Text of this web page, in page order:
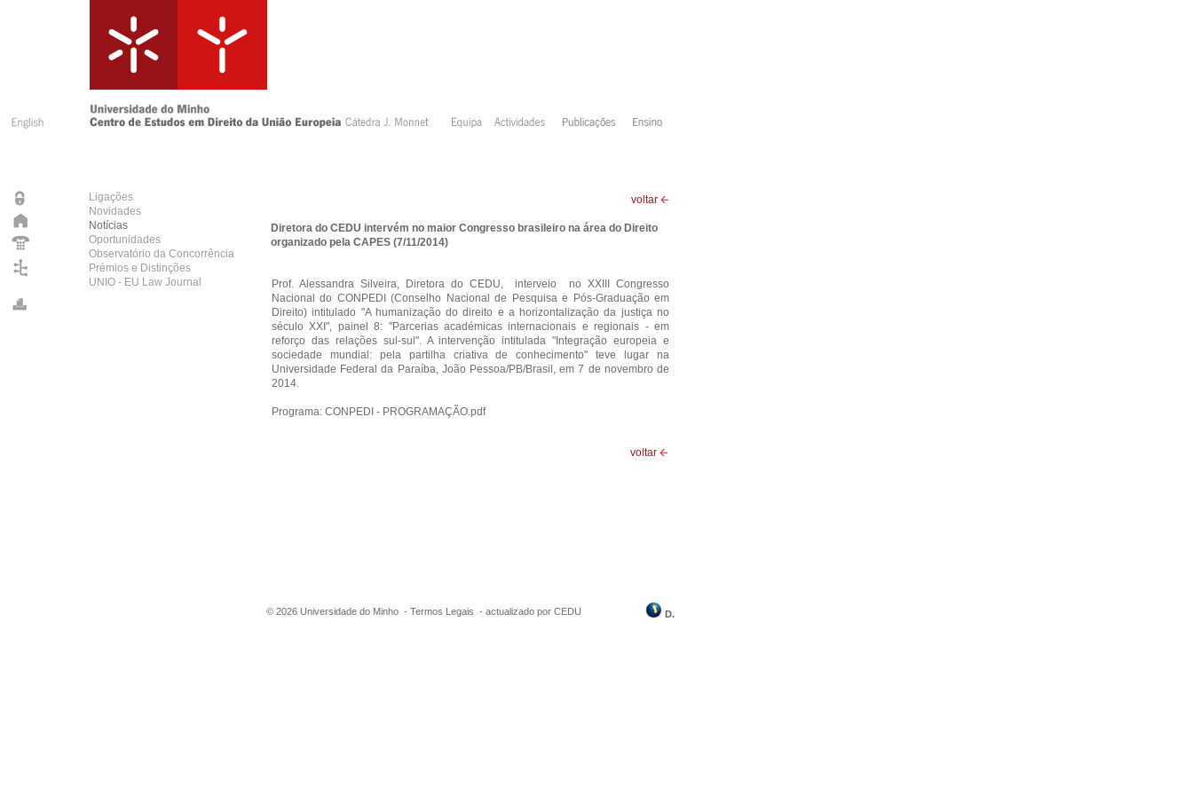
Ligações
Novidades
Notícias
Oportunidades
Observatório da Concorrência
Prémios e Distinções
UNIO - EU Law Journal
voltar
Diretora do CEDU intervém no maior Congresso brasileiro na área do Direito
organizado pela CAPES (7/11/2014)
Prof. Alessandra Silveira, Diretora do CEDU, interveio no XXIII Congresso
Nacional do CONPEDI (Conselho Nacional de Pesquisa e Pós-Graduação em
Direito) intitulado "A humanização do direito e a horizontalização da justiça no
século XXI", painel 8: "Parcerias académicas internacionais e regionais - em
reforço das relações sul-sul". A intervenção intitulada "Integração europeia e
sociedade mundial: pela partilha criativa de conhecimento" teve lugar na
Universidade Federal da Paraíba, João Pessoa/PB/Brasil, em 7 de novembro de
2014.
Programa: CONPEDI - PROGRAMAÇÃO.pdf
voltar
© 2026 Universidade do Minho - Termos Legais - actualizado por CEDU D.